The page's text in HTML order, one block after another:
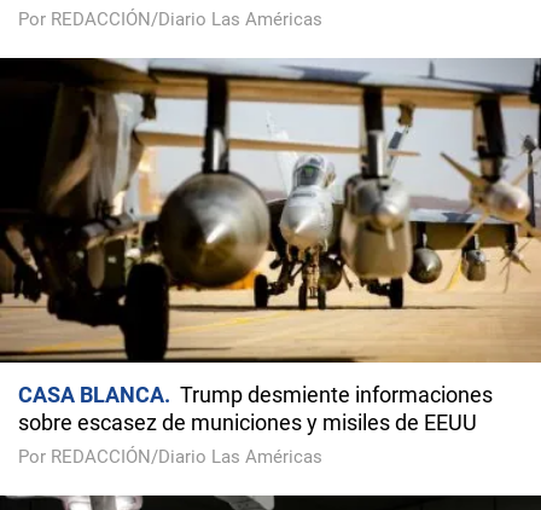
Por REDACCIÓN/Diario Las Américas
CASA BLANCA
Trump desmiente informaciones
sobre escasez de municiones y misiles de EEUU
Por REDACCIÓN/Diario Las Américas